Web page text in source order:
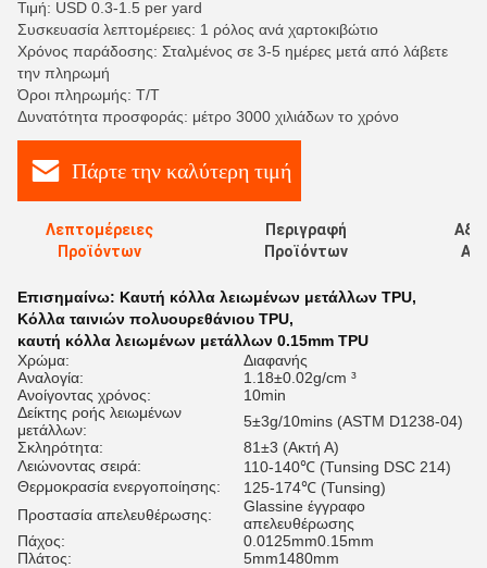
Τιμή: USD 0.3-1.5 per yard
Συσκευασία λεπτομέρειες: 1 ρόλος ανά χαρτοκιβώτιο
Χρόνος παράδοσης: Σταλμένος σε 3-5 ημέρες μετά από λάβετε
την πληρωμή
Όροι πληρωμής: T/T
Δυνατότητα προσφοράς: μέτρο 3000 χιλιάδων το χρόνο
Πάρτε την καλύτερη τιμή
Λεπτομέρειες
Προϊόντων
Περιγραφή
Προϊόντων
Επισημαίνω: Καυτή κόλλα λειωμένων μετάλλων TPU,
Κόλλα ταινιών πολυουρεθάνιου TPU,
καυτή κόλλα λειωμένων μετάλλων 0.15mm TPU
Χρώμα:
Διαφανής
Αναλογία:
1.18±0.02g/cm ³
Ανοίγοντας χρόνος:
10min
Δείκτης ροής λειωμένων
μετάλλων:
5±3g/10mins (ASTM D1238-04)
Σκληρότητα:
81±3 (Ακτή Α)
Λειώνοντας σειρά:
110-140℃ (Tunsing DSC 214)
Θερμοκρασία ενεργοποίησης:
125-174℃ (Tunsing)
Προστασία απελευθέρωσης:
Glassine έγγραφο
απελευθέρωσης
Πάχος:
0.0125mm0.15mm
Πλάτος:
5mm1480mm